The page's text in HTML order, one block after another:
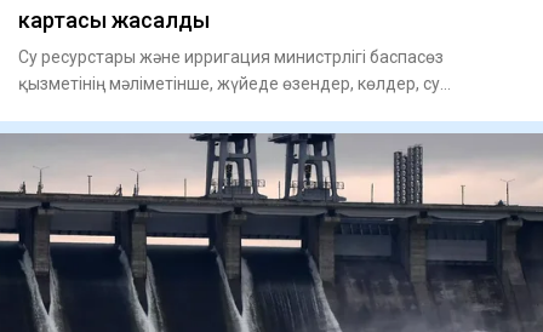
картасы жасалды
Су ресурстары және ирригация министрлігі баспасөз
қызметінің мәліметінше, жүйеде өзендер, көлдер, су